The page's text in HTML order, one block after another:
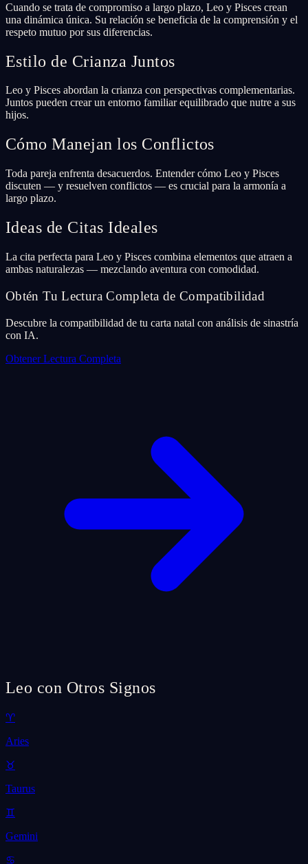
Cuando se trata de compromiso a largo plazo, Leo y Pisces crean
una dinámica única. Su relación se beneficia de la comprensión y el
respeto mutuo por sus diferencias.
Estilo de Crianza Juntos
Leo y Pisces abordan la crianza con perspectivas complementarias.
Juntos pueden crear un entorno familiar equilibrado que nutre a sus
hijos.
Cómo Manejan los Conflictos
Toda pareja enfrenta desacuerdos. Entender cómo Leo y Pisces
discuten — y resuelven conflictos — es crucial para la armonía a
largo plazo.
Ideas de Citas Ideales
La cita perfecta para Leo y Pisces combina elementos que atraen a
ambas naturalezas — mezclando aventura con comodidad.
Obtén Tu Lectura Completa de Compatibilidad
Descubre la compatibilidad de tu carta natal con análisis de sinastría
con IA.
Obtener Lectura Completa
Leo con Otros Signos
♈
Aries
♉
Taurus
♊
Gemini
♋